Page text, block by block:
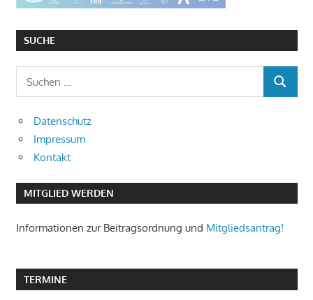
SUCHE
SUCHEN
Datenschutz
Impressum
Kontakt
MITGLIED WERDEN
Informationen zur Beitragsordnung und Mitgliedsantrag!
TERMINE